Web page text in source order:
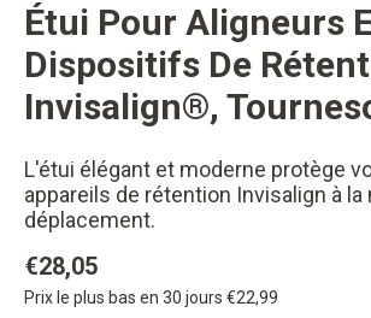
button
Étui Pour Aligneurs
Dispositifs De
Invisalign®,
L'étui élégant et moderne protège
appareils de rétention Invisalign à la
déplacement.
€28,05
Prix le plus bas en 30 jours €22,99